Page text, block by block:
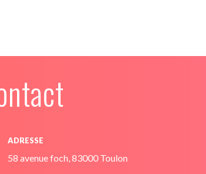
ADRESSE
58 avenue foch, 83000 Toulon